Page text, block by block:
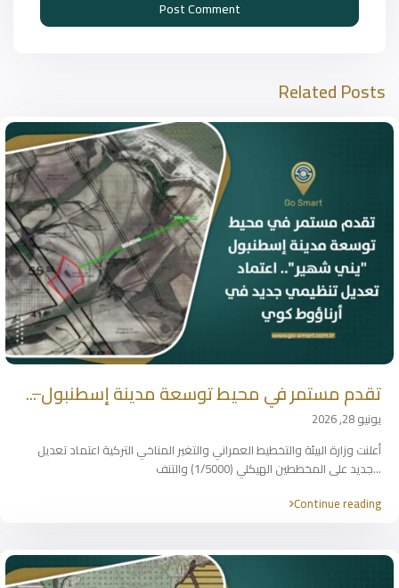
Related Posts
تقدم مستمر في محيط توسعة مدينة إسطنبول ̶...
يونيو 28, 2026
أعلنت وزارة البيئة والتخطيط العمراني والتغير المناخي التركية اعتماد تعديل
جديد على المخططين الهيكلي (1/5000) والتنف...
Continue reading